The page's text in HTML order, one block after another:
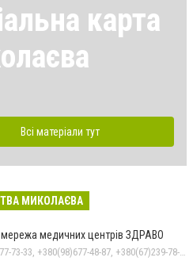
карта
Всі матеріали тут
МИКОЛАЄВА
мережа медичних центрів ЗДРАВО